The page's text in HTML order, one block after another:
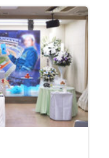
様のご親族のご
たことから、こ